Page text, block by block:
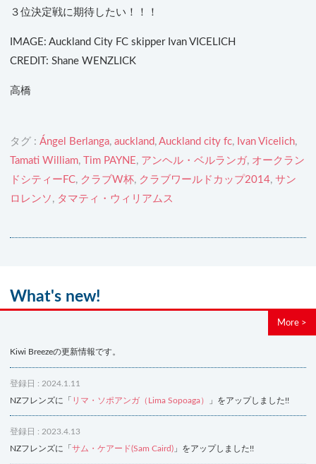
３位決定戦に期待したい！！！
IMAGE: Auckland City FC skipper Ivan VICELICH
CREDIT: Shane WENZLICK
高橋
タグ : Ángel Berlanga, auckland, Auckland city fc, Ivan Vicelich,
Tamati William, Tim PAYNE, アンヘル・ベルランガ, オークラン
ドシティーFC, クラブW杯, クラブワールドカップ2014, サン
ロレンソ , タマティ・ウィリアムス
What's new!
More >
Kiwi Breezeの更新情報です。
登録日 : 2024.1.11
NZフレンズに「 リマ・ソポアンガ（Lima Sopoaga） 」をアップしました!!
登録日 : 2023.4.13
NZフレンズに「 サム・ケアード(Sam Caird) 」をアップしました!!